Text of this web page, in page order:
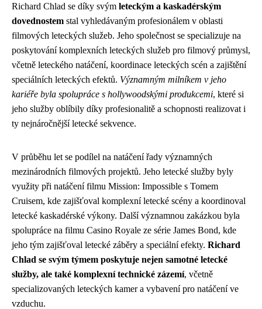
Richard Chlad se díky svým leteckým a kaskadérským
dovednostem stal vyhledávaným profesionálem v oblasti
filmových leteckých služeb. Jeho společnost se specializuje na
poskytování komplexních leteckých služeb pro filmový průmysl,
včetně leteckého natáčení, koordinace leteckých scén a zajištění
speciálních leteckých efektů. Významným milníkem v jeho
kariéře byla spolupráce s hollywoodskými produkcemi, které si
jeho služby oblíbily díky profesionalitě a schopnosti realizovat i
ty nejnáročnější letecké sekvence.
V průběhu let se podílel na natáčení řady významných
mezinárodních filmových projektů. Jeho letecké služby byly
využity při natáčení filmu Mission: Impossible s Tomem
Cruisem, kde zajišťoval komplexní letecké scény a koordinoval
letecké kaskadérské výkony. Další významnou zakázkou byla
spolupráce na filmu Casino Royale ze série James Bond, kde
jeho tým zajišťoval letecké záběry a speciální efekty. Richard
Chlad se svým týmem poskytuje nejen samotné letecké
služby, ale také komplexní technické zázemí, včetně
specializovaných leteckých kamer a vybavení pro natáčení ve
vzduchu.